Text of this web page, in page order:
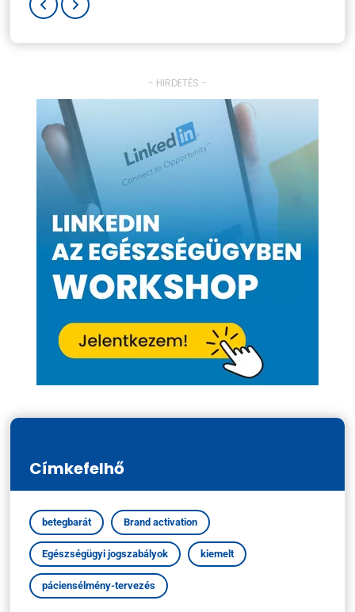
- HIRDETÉS -
Címkefelhő
betegbarát Brand activation
Egészségügyi jogszabályok kiemelt
páciensélmény-tervezés